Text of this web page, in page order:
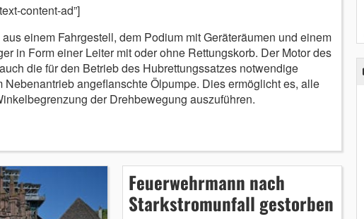
content-ad”]
einem Fahrgestell, dem Podium mit Geräteräumen und einem
in Form einer Leiter mit oder ohne Rettungskorb. Der Motor des
die für den Betrieb des Hubrettungssatzes notwendige
Nebenantrieb angeflanschte Ölpumpe. Dies ermöglicht es, alle
der Drehbewegung auszuführen.
Feuerwehrmann nach
Starkstromunfall gestorben